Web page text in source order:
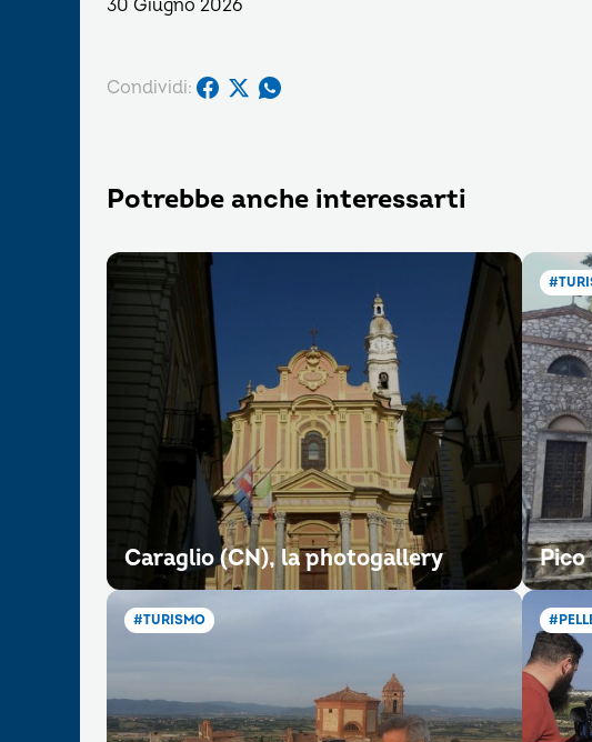
30 Giugno 2026
Condividi:
Potrebbe anche interessarti
Caraglio (CN), la photogallery Pico
#TURISMO